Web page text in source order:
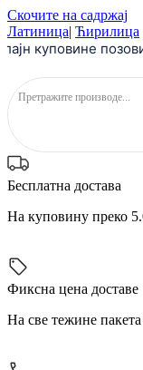
Скочите на садржај
Латиница| Ћирилица
позовите:
Бесплатна достава
На куповину преко
Фиксна цена доставе
На све тежине пакета